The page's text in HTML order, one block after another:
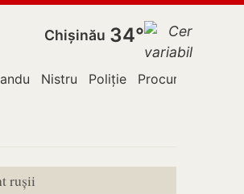
Chișinău 34°
Nistru Poliție Procuratura
rușii